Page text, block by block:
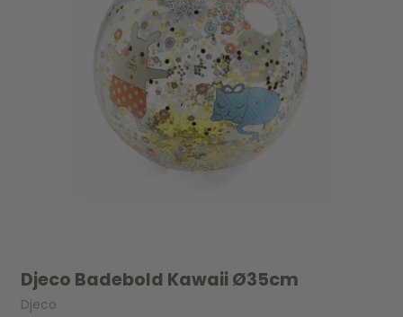
Djeco Badebold Kawaii Ø35cm
Djeco